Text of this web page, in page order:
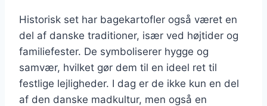
Historisk set har bagekartofler også været en
del af danske traditioner, især ved højtider og
familiefester. De symboliserer hygge og
samvær, hvilket gør dem til en ideel ret til
festlige lejligheder. I dag er de ikke kun en del
af den danske madkultur, men også en